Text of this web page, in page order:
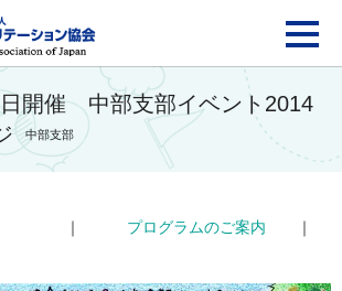
FAJ：特定非営利活動
開催 中部支部イベント2014
中部支部
プログラムのご案内